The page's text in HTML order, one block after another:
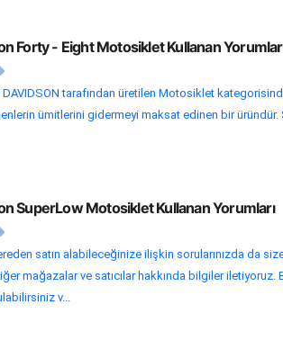
Forty - Eight Motosiklet Kullanan
DAVIDSON tarafından üretilen Motosiklet
ümitlerini gidermeyi maksat edinen bir üründür.
SuperLow Motosiklet Kullanan Yorumları
satın alabileceğinize ilişkin sorularınızda da
mağazalar ve satıcılar hakkında bilgiler iletiyoruz.
v...